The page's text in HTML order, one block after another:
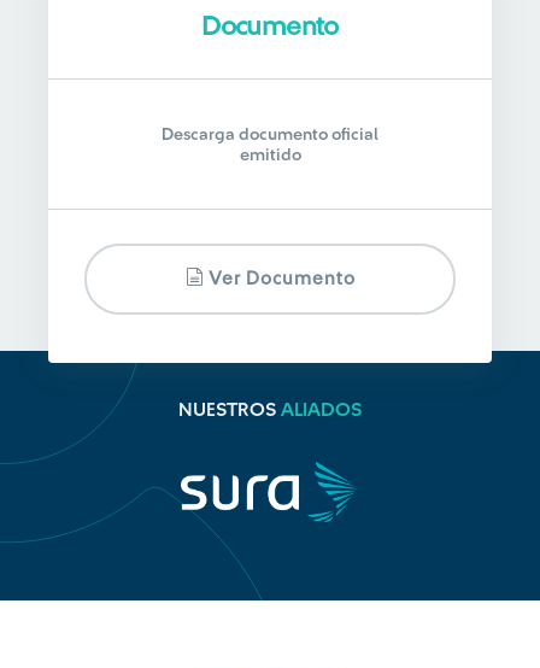
Documento
Descarga documento oficial
emitido
Ver Documento
NUESTROS ALIADOS